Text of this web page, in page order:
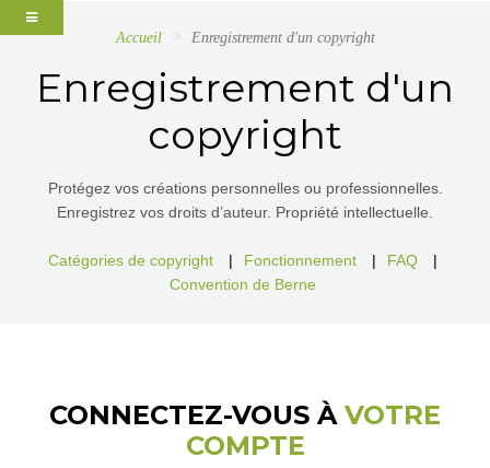
Accueil Enregistrement d'un copyright
Enregistrement d'un
copyright
Protégez vos créations personnelles ou professionnelles.
Enregistrez vos droits d’auteur. Propriété intellectuelle.
Catégories de copyright | Fonctionnement | FAQ
|
Convention de Berne
CONNECTEZ-VOUS À VOTRE
COMPTE